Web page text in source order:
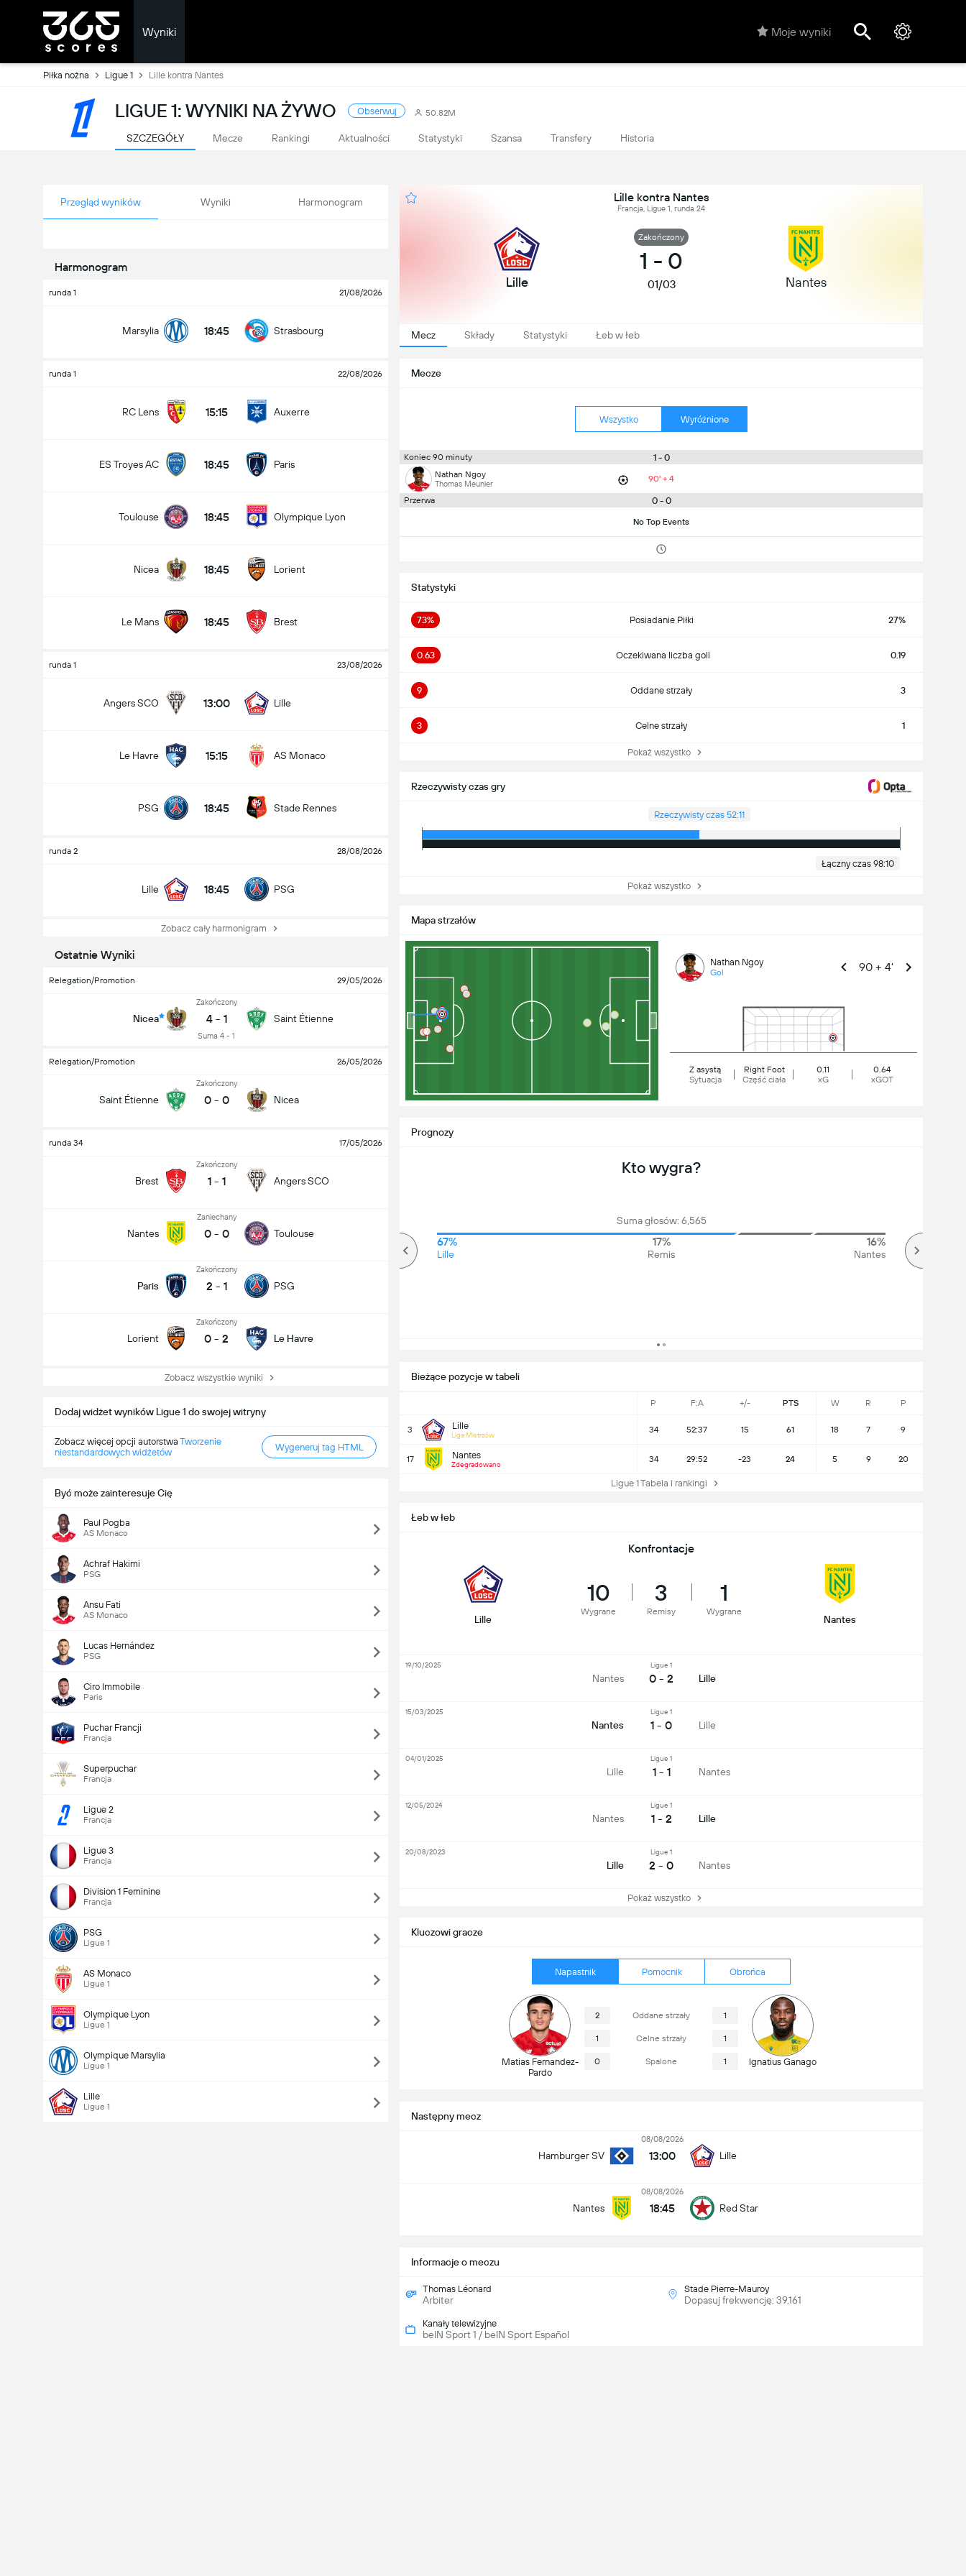
Wyniki Moje wyniki
Piłka nożna Ligue 1 Lille kontra Nantes
LIGUE 1: WYNIKI NA ŻYWO Obserwuj 50.82M
SZCZEGÓŁY Mecze Rankingi Aktualności Statystyki Szansa Transfery Historia
Przegląd wyników Wyniki Harmonogram
Harmonogram
runda 1 21/08/2026
Marsylia 18:45 Strasbourg
runda 1 22/08/2026
RC Lens 15:15 Auxerre
ES Troyes AC 18:45 Paris
Toulouse 18:45 Olympique Lyon
Nicea 18:45 Lorient
Le Mans 18:45 Brest
runda 1 23/08/2026
Angers SCO 13:00 Lille
Le Havre 15:15 AS Monaco
PSG 18:45 Stade Rennes
runda 2 28/08/2026
Lille 18:45 PSG
Zobacz cały harmonigram
Ostatnie Wyniki
Relegation/Promotion 29/05/2026
Nicea
Zakończony
4 - 1
Suma 4 - 1
Saint Étienne
Relegation/Promotion 26/05/2026
Saint Étienne
Zakończony
0 - 0 Nicea
runda 34 17/05/2026
Brest
Zakończony
1 - 1 Angers SCO
Nantes
Zaniechany
0 - 0 Toulouse
Paris
Zakończony
2 - 1 PSG
Lorient
Zakończony
0 - 2 Le Havre
Zobacz wszystkie wyniki
Dodaj widżet wyników Ligue 1 do swojej witryny
Zobacz więcej opcji autorstwa Tworzenie
niestandardowych widżetów
Wygeneruj tag HTML
Być może zainteresuje Cię
Paul Pogba
AS Monaco
Achraf Hakimi
PSG
Ansu Fati
AS Monaco
Lucas Hernández
PSG
Ciro Immobile
Paris
Puchar Francji
Francja
Superpuchar
Francja
Ligue 2
Francja
Ligue 3
Francja
Division 1 Feminine
Francja
PSG
Ligue 1
AS Monaco
Ligue 1
Olympique Lyon
Ligue 1
Olympique Marsylia
Ligue 1
Lille
Ligue 1
Lille kontra Nantes
Francja, Ligue 1, runda 24
Lille
Zakończony
1 - 0
01/03 Nantes
Mecz Składy Statystyki Łeb w łeb
Mecze
Wszystko Wyróżnione
Koniec 90 minuty 1 - 0
Nathan Ngoy
Thomas Meunier 90' + 4
Przerwa 0 - 0
No Top Events
Następny mecz
Hamburger SV
08/08/2026
13:00 Lille
Nantes
08/08/2026
18:45 Red Star
Kluczowi gracze
Napastnik Pomocnik Obrońca
Matias Fernandez-
Pardo
2 Oddane strzały 1
1 Celne strzały 1
0 Spalone 1 Ignatius Ganago
Statystyki
73% Posiadanie Piłki 27%
0.63 Oczekiwana liczba goli 0.19
9 Oddane strzały 3
3 Celne strzały 1
Pokaż wszystko
Rzeczywisty czas gry
Rzeczywisty czas 52:11
Łączny czas 98:10
Pokaż wszystko
Mapa strzałów
Nathan Ngoy
Gol 90 + 4'
Z asystą
Sytuacja
Right Foot
Część ciała
0.11
xG
0.64
xGOT
Informacje o meczu
Thomas Léonard
Arbiter
Stade Pierre-Mauroy
Dopasuj frekwencję: 39,161
Kanały telewizyjne
beIN Sport 1 / beIN Sport Español
Bieżące pozycje w tabeli
P F:A +/- PTS W R P
3 Lille
Liga Mistrzów
34 52:37 15 61 18 7 9
17 Nantes
Zdegradowano
34 29:52 -23 24 5 9 20
Ligue 1 Tabela i rankingi
Prognozy
Kto wygra?
Suma głosów: 6,565
67%
Lille
17%
Remis
16%
Nantes
Liczba goli w meczu (2.5)
Łeb w łeb
Konfrontacje
Lille
10
Wygrane
3
Remisy
1
Wygrane
Nantes
Nantes
Ligue 1
0 - 2 Lille
19/10/2025
Nantes
Ligue 1
1 - 0 Lille
15/03/2025
Lille
Ligue 1
1 - 1 Nantes
04/01/2025
Nantes
Ligue 1
1 - 2 Lille
12/05/2024
Lille
Ligue 1
2 - 0 Nantes
20/08/2023
Pokaż wszystko